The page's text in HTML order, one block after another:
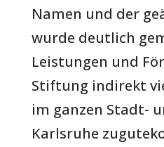
Namen und der
wurde deutlich
Leistungen und
Stiftung indirekt
im ganzen Stadt-
Karlsruhe